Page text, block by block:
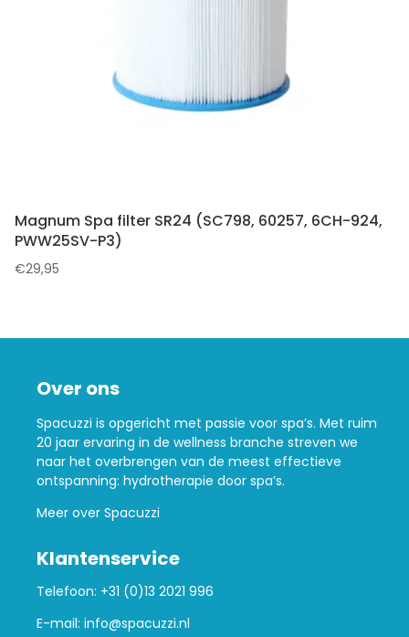
Magnum Spa filter SR24 (SC798, 60257, 6CH-924,
PWW25SV-P3)
€29,95
Over ons
Spacuzzi is opgericht met passie voor spa’s. Met ruim
20 jaar ervaring in de wellness branche streven we
naar het overbrengen van de meest effectieve
ontspanning: hydrotherapie door spa’s.
Meer over Spacuzzi
Klantenservice
Telefoon: +31 (0)13 2021 996
E-mail: info@spacuzzi.nl